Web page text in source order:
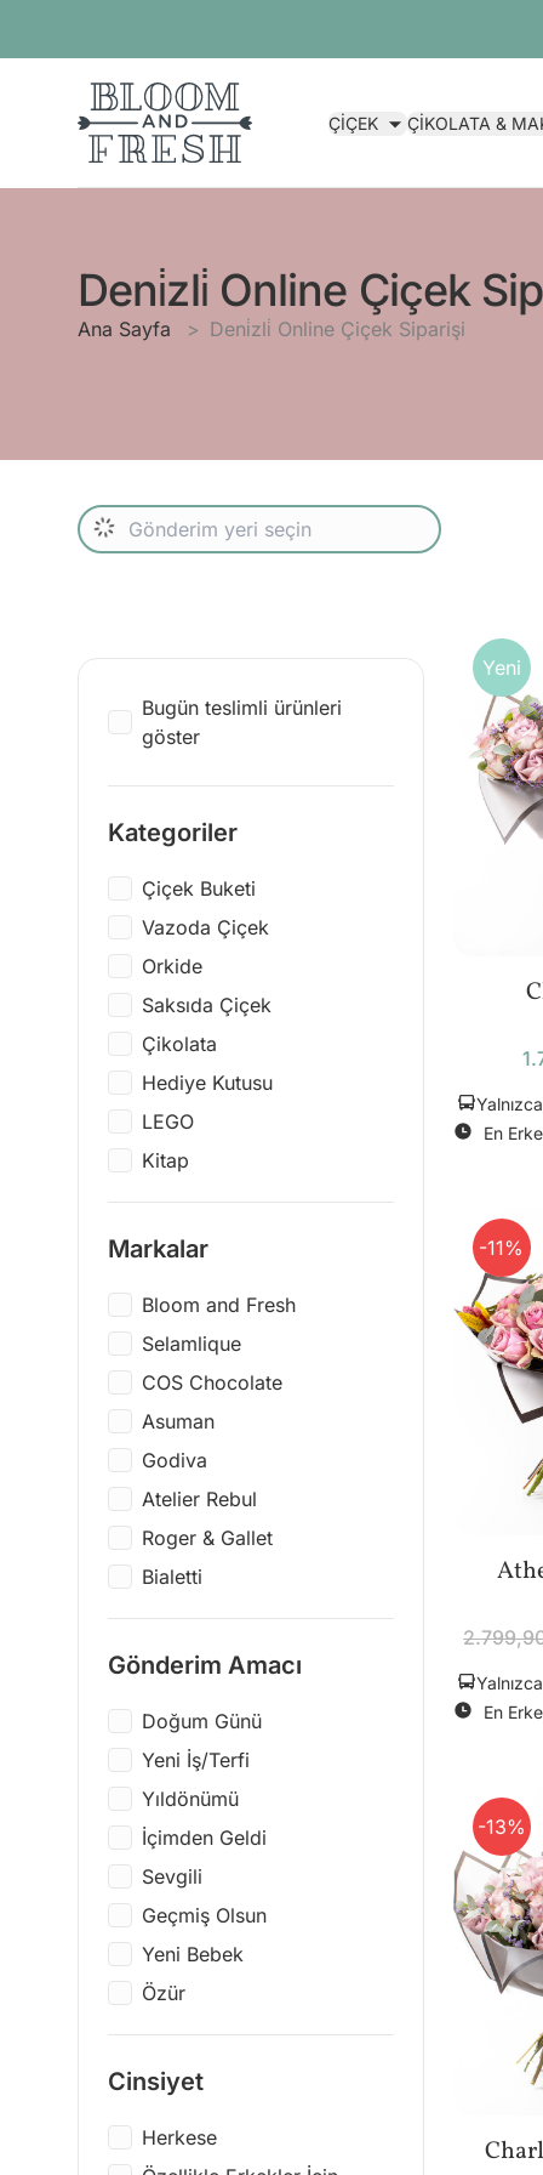
ÇİÇEK ÇİKOLATA &
Deni̇zli̇ Online Çiçek
Ana Sayfa Deni̇zli̇ Online Çiçek Siparişi
Bugün teslimli ürünleri
göster
Kategoriler
Çiçek Buketi
Vazoda Çiçek
Orkide
Saksıda Çiçek
Çikolata
Hediye Kutusu
LEGO
Kitap
Figür
Termos & Shaker
Hobi & Oyun
Elektronik
Çay ve Kahve Demleme
Ev & Dekor
Konsept Hediye Setleri
Spa & Wellness
Plak
Vazo & Saksı
Mum & Koku
Giyim & Aksesuar
Markalar
Bloom and Fresh
Selamlique
COS Chocolate
Asuman
Godiva
Atelier Rebul
Roger & Gallet
Bialetti
Funko
Hasbro
LEGO
Scrikss
Stanley
Epinox
Rakle
Candle + Friends
Lenco
Victoria's Journals
Moleskine
LAMY
Gönderim Amacı
Doğum Günü
Yeni İş/Terfi
Yıldönümü
İçimden Geldi
Sevgili
Geçmiş Olsun
Yeni Bebek
Özür
Kendim İçin
Yanındayım
Düğün Tebriği
Cinsiyet
Herkese
Yeni
En
-11%
En
-13%